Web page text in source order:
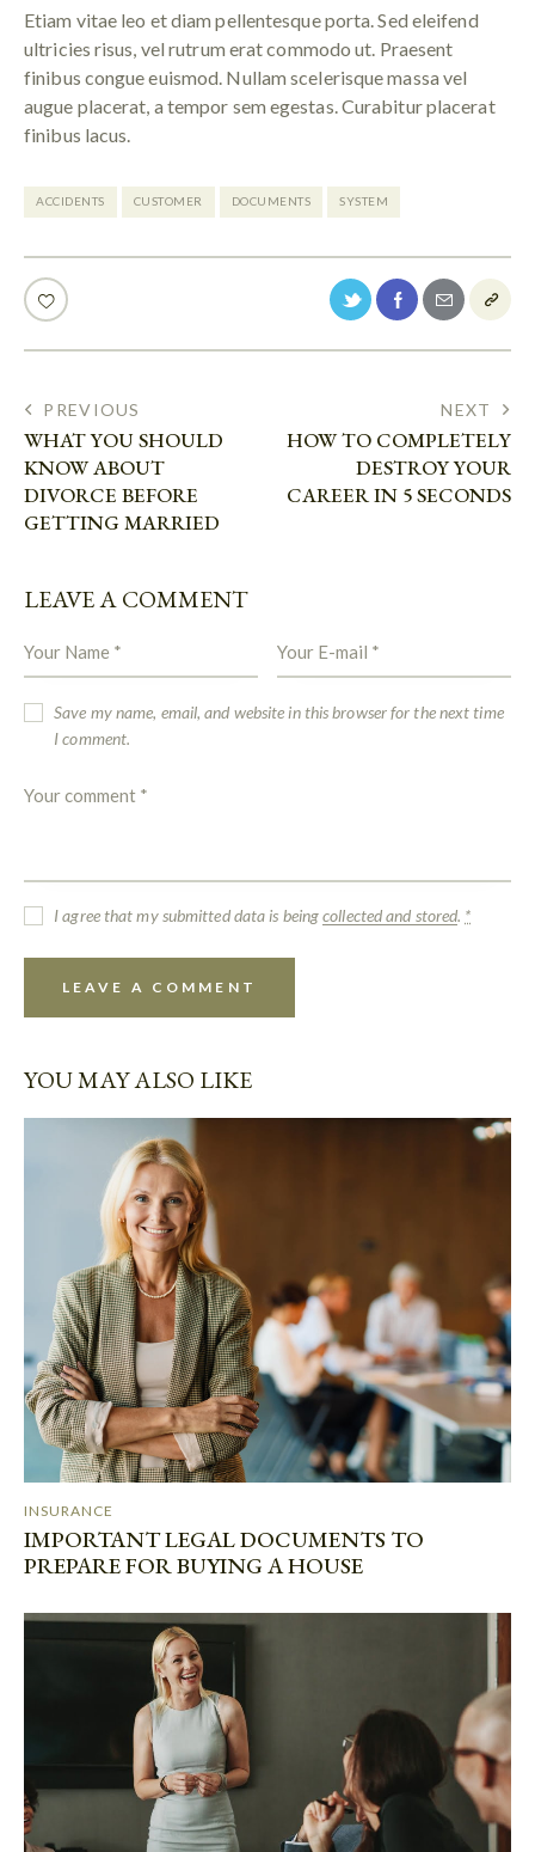
Etiam vitae leo et diam pellentesque porta. Sed eleifend
ultricies risus, vel rutrum erat commodo ut. Praesent
finibus congue euismod. Nullam scelerisque massa vel
augue placerat, a tempor sem egestas. Curabitur placerat
finibus lacus.
ACCIDENTS CUSTOMER DOCUMENTS SYSTEM
PREVIOUS
WHAT YOU SHOULD
KNOW ABOUT
DIVORCE BEFORE
GETTING MARRIED
NEXT
HOW TO COMPLETELY
DESTROY YOUR
CAREER IN 5 SECONDS
LEAVE A COMMENT
Save my name, email, and website in this browser for the next time
I comment.
I agree that my submitted data is beingcollected and stored. *
YOU MAY ALSO LIKE
INSURANCE
IMPORTANT LEGAL DOCUMENTS TO
PREPARE FOR BUYING A HOUSE